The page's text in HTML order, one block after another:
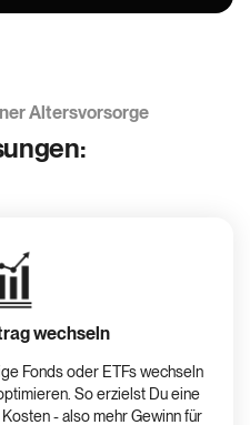
Altersvorsorge
wechseln
Fonds oder ETFs wechseln
So erzielst Du eine
- also mehr Gewinn für